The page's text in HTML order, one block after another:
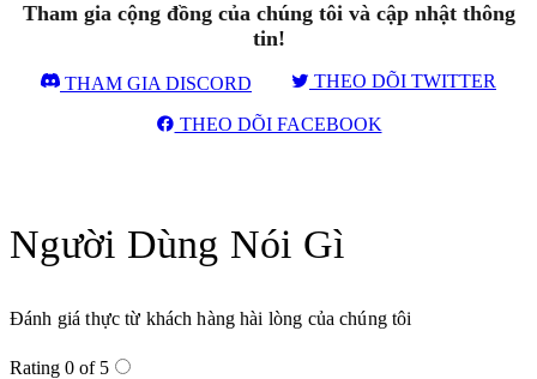
Tham gia cộng đồng của chúng tôi và cập nhật thông
tin!
THAM GIA DISCORD THEO DÕI TWITTER
THEO DÕI FACEBOOK
Người Dùng Nói Gì
Đánh giá thực từ khách hàng hài lòng của chúng tôi
Rating 0 of 5